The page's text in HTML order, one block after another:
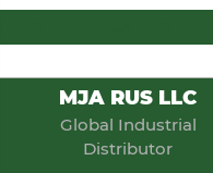
MJA RUS LLC
Global Industrial
Distributor